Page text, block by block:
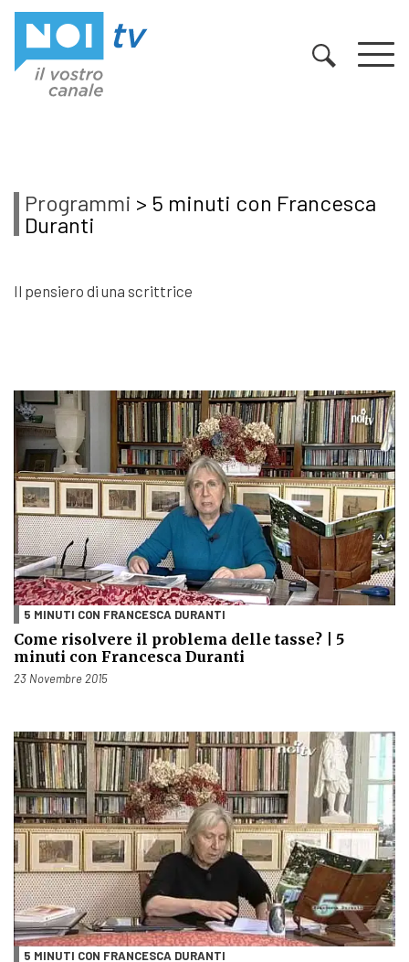
Programmi > 5 minuti con Francesca
Duranti
Il pensiero di una scrittrice
5 MINUTI CON FRANCESCA DURANTI
Come risolvere il problema delle tasse? | 5
minuti con Francesca Duranti
Pubblicato il
23 Novembre 2015
5 MINUTI CON FRANCESCA DURANTI